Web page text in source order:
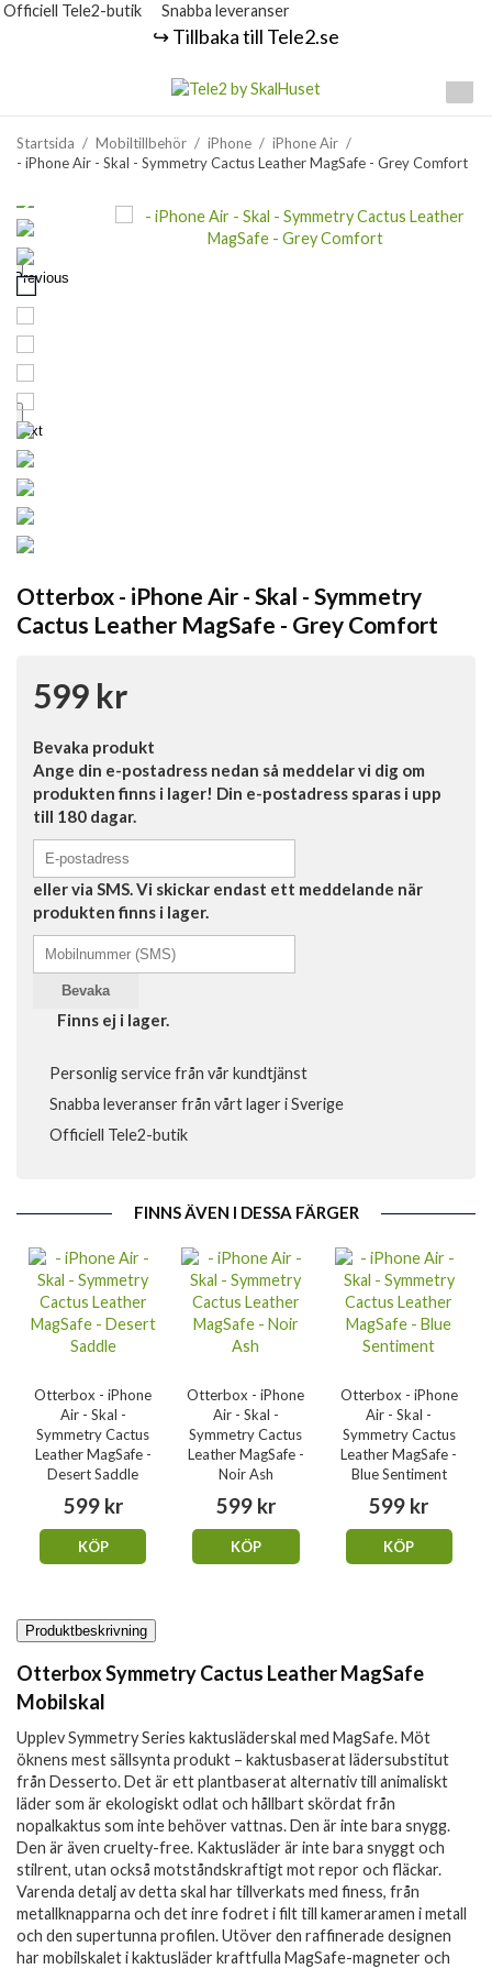
Officiell Tele2-butik Snabba leveranser
↪️ Tillbaka till Tele2.se
Startsida / Mobiltillbehör / iPhone / iPhone Air /
- iPhone Air - Skal - Symmetry Cactus Leather MagSafe - Grey Comfort
Previous
Next
Otterbox - iPhone Air - Skal - Symmetry
Cactus Leather MagSafe - Grey Comfort
599 kr
Bevaka produkt
Ange din e-postadress nedan så meddelar vi dig om
produkten finns i lager! Din e-postadress sparas i upp
till 180 dagar.
eller via SMS. Vi skickar endast ett meddelande när
produkten finns i lager.
Bevaka
Finns ej i lager.
Personlig service från vår kundtjänst
Snabba leveranser från vårt lager i Sverige
Officiell Tele2-butik
FINNS ÄVEN I DESSA FÄRGER
Otterbox - iPhone
Air - Skal -
Symmetry Cactus
Leather MagSafe -
Desert Saddle
599 kr
KÖP
Otterbox - iPhone
Air - Skal -
Symmetry Cactus
Leather MagSafe -
Noir Ash
599 kr
KÖP
Otterbox - iPhone
Air - Skal -
Symmetry Cactus
Leather MagSafe -
Blue Sentiment
599 kr
KÖP
Produktbeskrivning
Otterbox Symmetry Cactus Leather MagSafe
Mobilskal
Upplev Symmetry Series kaktusläderskal med MagSafe. Möt
öknens mest sällsynta produkt – kaktusbaserat lädersubstitut
från Desserto. Det är ett plantbaserat alternativ till animaliskt
läder som är ekologiskt odlat och hållbart skördat från
nopalkaktus som inte behöver vattnas. Den är inte bara snygg.
Den är även cruelty-free. Kaktusläder är inte bara snyggt och
stilrent, utan också motståndskraftigt mot repor och fläckar.
Varenda detalj av detta skal har tillverkats med finess, från
metallknapparna och det inre fodret i filt till kameraramen i metall
och den supertunna profilen. Utöver den raffinerade designen
har mobilskalet i kaktusläder kraftfulla MagSafe-magneter och